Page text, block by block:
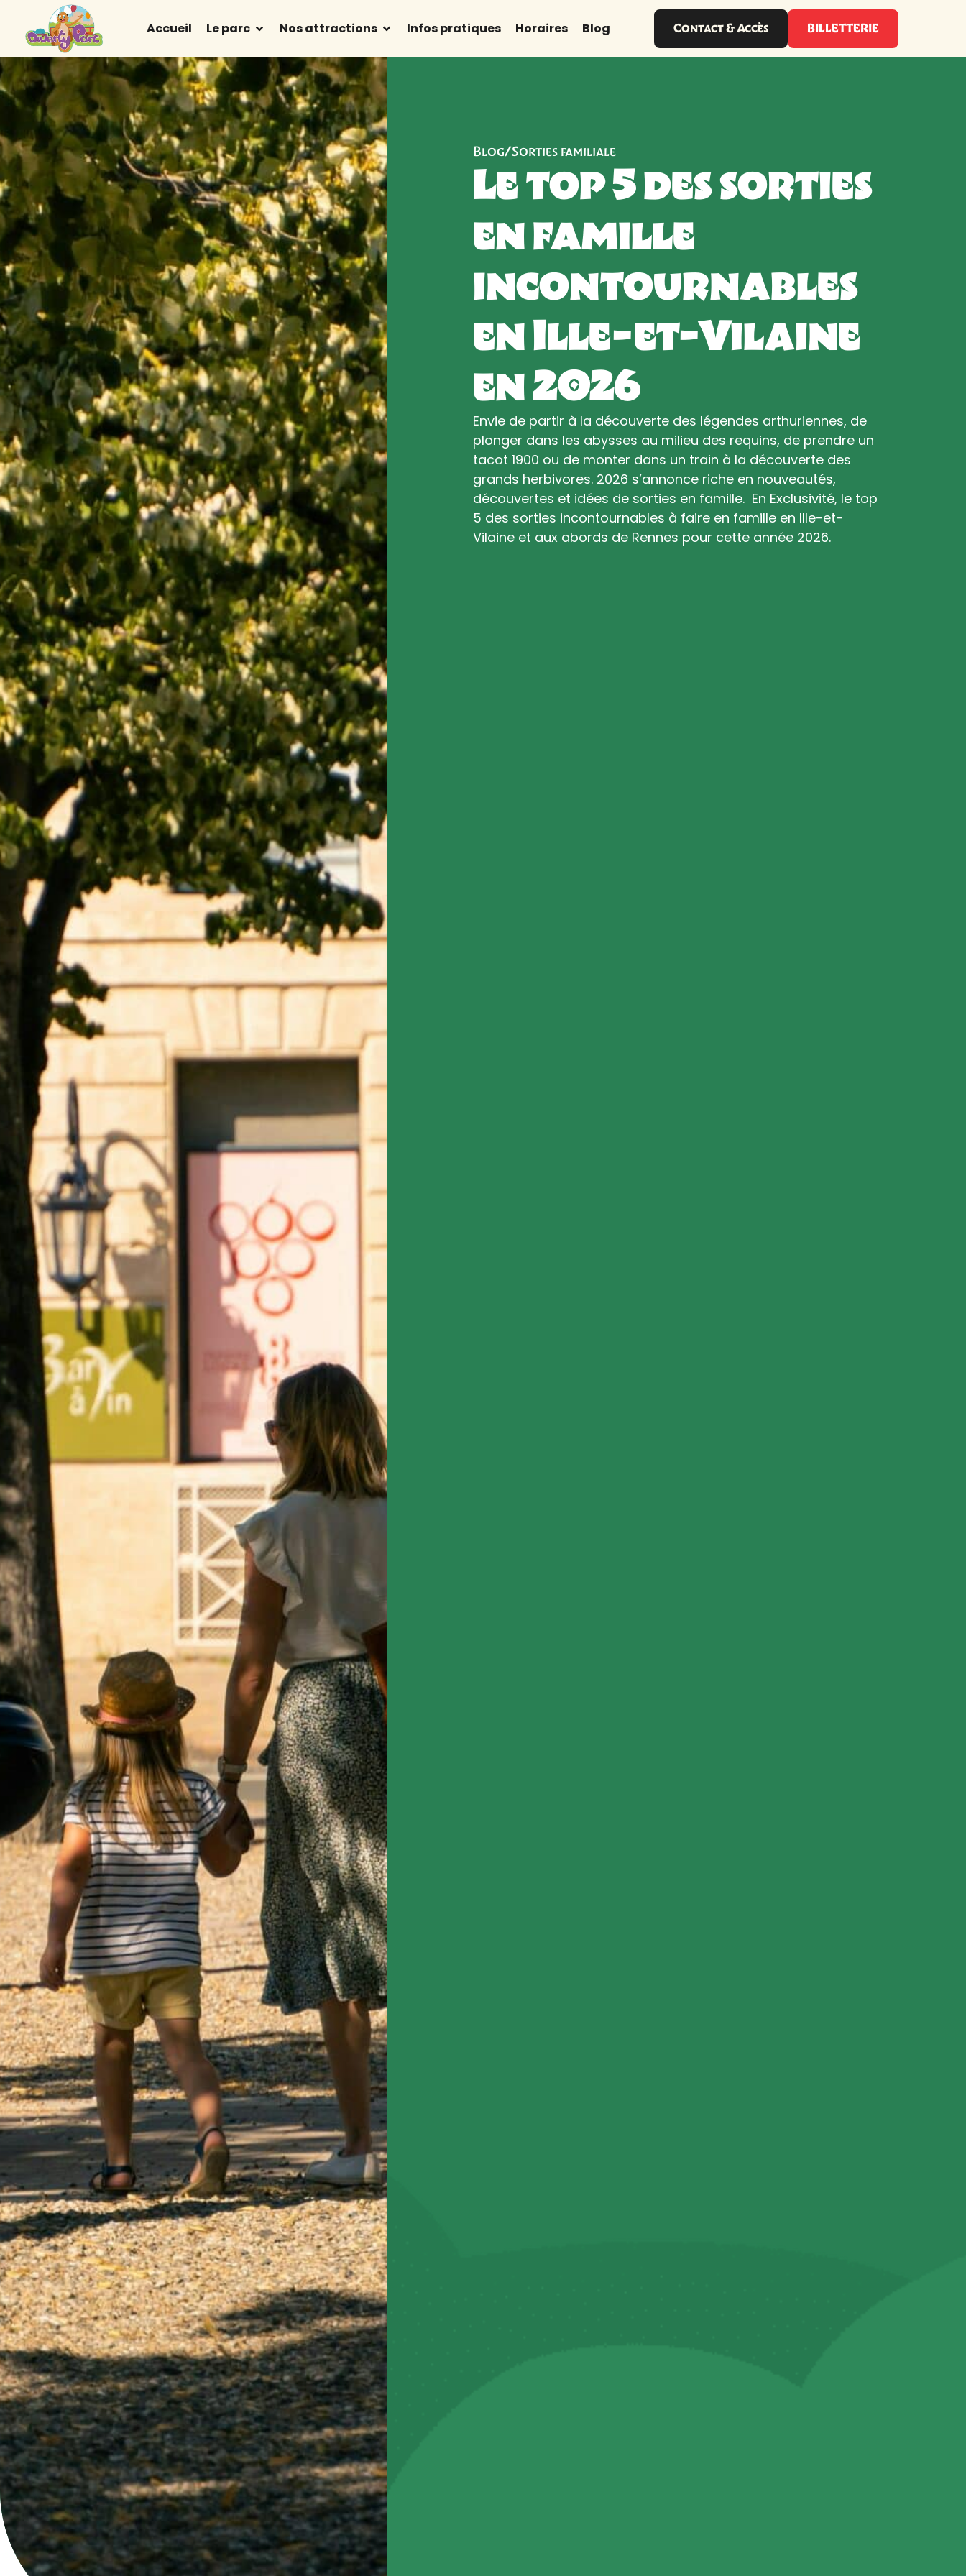
Accueil Le parc Nos attractions Infos pratiques Horaires Blog Contact & Accès BILLETTERIE
Blog/Sorties familiale
Le top 5 des sorties
en famille
incontournables
en Ille-et-Vilaine
en 2026
Envie de partir à la découverte des légendes arthuriennes, de
plonger dans les abysses au milieu des requins, de prendre un
tacot 1900 ou de monter dans un train à la découverte des
grands herbivores. 2026 s’annonce riche en nouveautés,
découvertes et idées de sorties en famille. En Exclusivité, le top
5 des sorties incontournables à faire en famille en Ille-et-
Vilaine et aux abords de Rennes pour cette année 2026.